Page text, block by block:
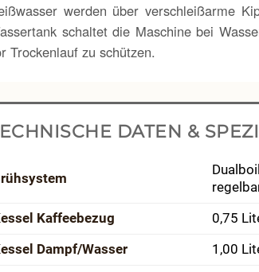
werden über verschleißarme
schaltet die Maschine bei
Trockenlauf zu schützen.
DATEN &
Kaffeebezug 0,75
Dampf/Wasser 1,00